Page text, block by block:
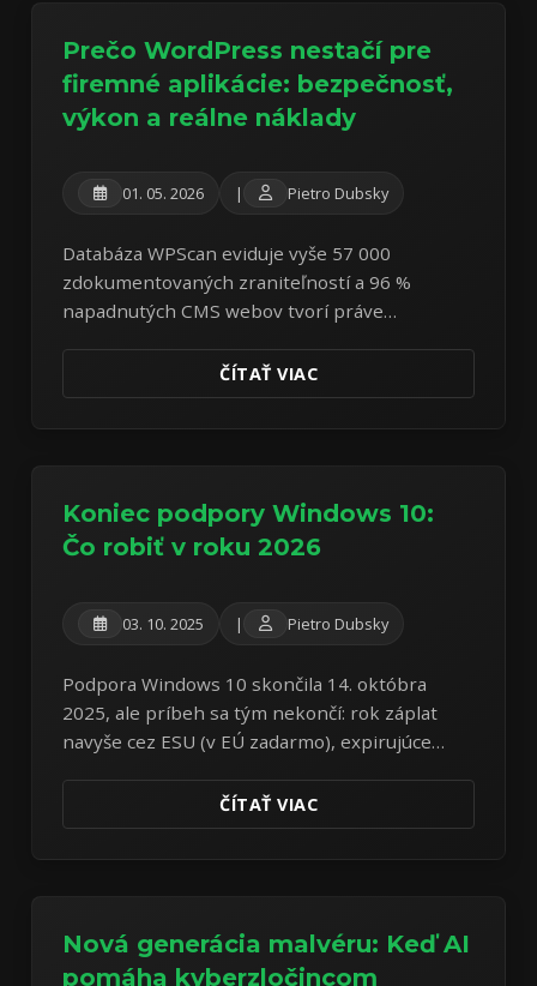
Prečo WordPress nestačí pre
firemné aplikácie: bezpečnosť,
výkon a reálne náklady
01. 05. 2026 | Pietro Dubsky
Databáza WPScan eviduje vyše 57 000
zdokumentovaných zraniteľností a 96 %
napadnutých CMS webov tvorí práve
bezpečnostných, výkonnostných a finančných
rizík najrozšírenejšieho CMS sveta.
ČÍTAŤ VIAC
Koniec podpory Windows 10:
Čo robiť v roku 2026
03. 10. 2025 | Pietro Dubsky
Podpora Windows 10 skončila 14. októbra
2025, ale príbeh sa tým nekončí: rok záplat
navyše cez ESU (v EÚ zadarmo), expirujúce
ČÍTAŤ VIAC
Nová generácia malvéru: Keď AI
pomáha kyberzločincom